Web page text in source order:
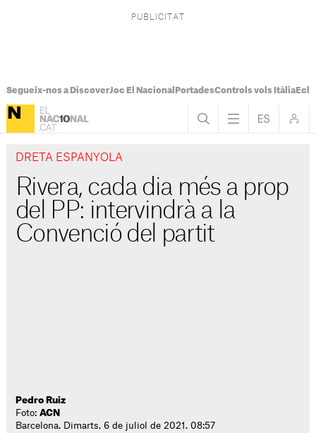
Segueix-nos a DiscoverJoc El Nacional PortadesControls vols Itàlia
DRETA ESPANYOLA
Rivera, cada dia més a prop
del PP: intervindrà a la
Convenció del partit
Pedro Ruiz
Foto:ACN
Barcelona. Dimarts, 6 de juliol de 2021. 08:57